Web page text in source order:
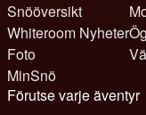
Snööversikt
Whiteroom Nyheter
Foto
MinSnö
Förutse varje äventyr